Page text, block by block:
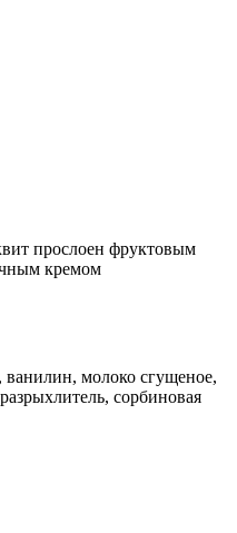
прослоен фруктовым
кремом
ванилин, молоко сгущеное,
сорбиновая